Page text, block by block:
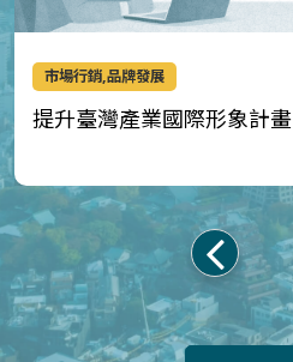
市場行銷,品牌發展
提升臺灣產業國際形象計畫
上
一
頁